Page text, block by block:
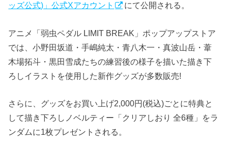
ッズ公式)」公式Xアカウント
にて公開される。
アニメ「弱虫ペダル LIMIT BREAK」ポップアップストア
では、小野田坂道・手嶋純太・青八木一・真波山岳・葦
木場拓斗・黒田雪成たちの練習後の様子を描いた描き下
ろしイラストを使用した新作グッズが多数販売!
さらに、グッズをお買い上げ2,000円(税込)ごとに特典と
して描き下ろしノベルティー「クリアしおり 全6種」をラ
ンダムに1枚プレゼントされる。